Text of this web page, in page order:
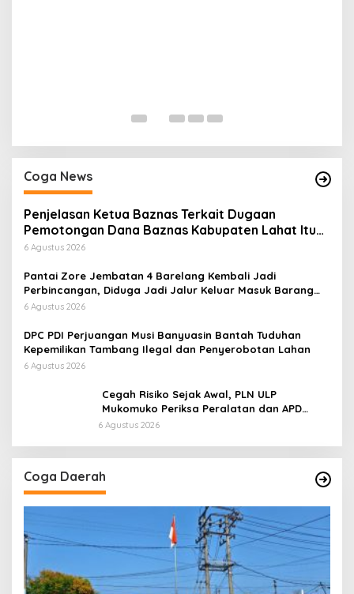
Coga News
Penjelasan Ketua Baznas Terkait Dugaan
Pemotongan Dana Baznas Kabupaten Lahat Itu
Tidak Benar
6 Agustus 2026
Pantai Zore Jembatan 4 Barelang Kembali Jadi
Perbincangan, Diduga Jadi Jalur Keluar Masuk Barang
Tanpa Dokumen Kepabeanan, Nama Berinisial WL
di Kawasan Pesisir
6 Agustus 2026
DPC PDI Perjuangan Musi Banyuasin Bantah Tuduhan
Kepemilikan Tambang Ilegal dan Penyerobotan Lahan
6 Agustus 2026
Cegah Risiko Sejak Awal, PLN ULP
Mukomuko Periksa Peralatan dan APD
Petugas secara Rutin
6 Agustus 2026
Coga Daerah